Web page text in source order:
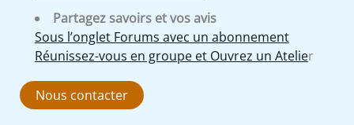
Partagez savoirs et vos avis
Sous l’onglet Forums avec un abonnement
Réunissez-vous en groupe et Ouvrez un Atelier
Nous contacter